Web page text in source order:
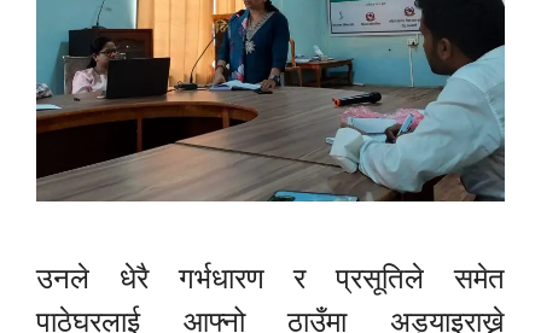
उनले धेरै गर्भधारण र प्रसूतिले समेत
पाठेघरलाई आफ्नो ठाउँमा अड्याइराख्ने